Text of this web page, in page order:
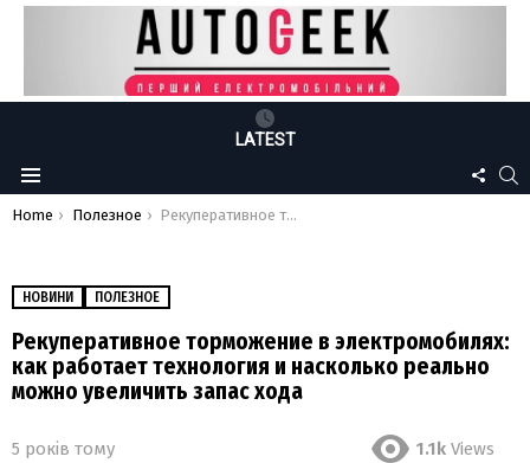
LATEST
Menu
US
You are here:
Home Полезное Рекуперативное торможение в электромобилях: как работает технология и насколько реально можно увеличить запас хода
НОВИНИ ПОЛЕЗНОЕ
Рекуперативное торможение в электромобилях:
как работает технология и насколько реально
можно увеличить запас хода
5 років тому 1.1k Views